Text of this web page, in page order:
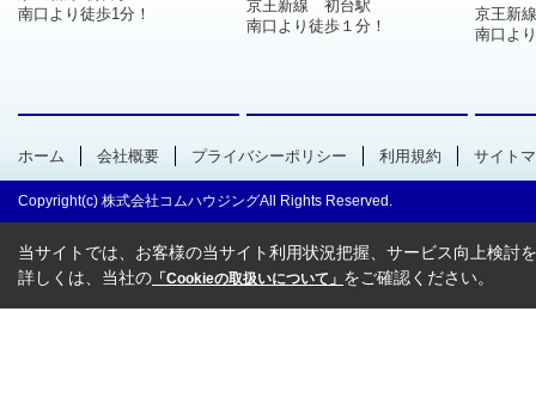
南口より徒歩1分！
京王新線 初台駅
南口より徒歩１分！
京王新
南口よ
ホーム 会社概要 プライバシーポリシー 利用規約 サイト
Copyright(c) 株式会社コムハウジングAll Rights Reserved.
当サイトでは、お客様の当サイト利用状況把握、サービス向上検討
詳しくは、当社の 「Cookieの取扱いについて」 をご確認ください。